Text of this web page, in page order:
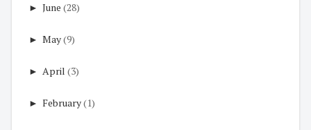
► June (28)
► May(9)
► April (3)
► February(1)